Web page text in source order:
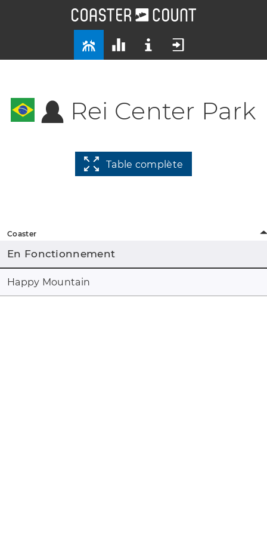
Rei Center Park
Table complète
Coaster
En Fonctionnement
Happy Mountain